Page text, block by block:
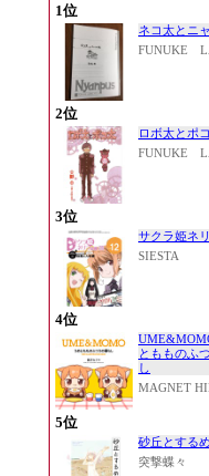
1位
ネコ太とニ
FUNUKE
2位
ロボ太とポ
FUNUKE
3位
サクラ姫ネ
SIESTA
4位
ともものふ
し
MAGNET
5位
砂丘とする
突撃蝶々